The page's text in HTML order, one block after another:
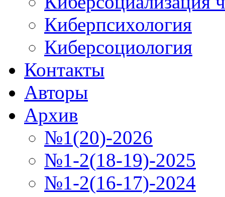
Киберпсихология
Киберсоциология
Контакты
Авторы
Архив
№1(20)-2026
№1-2(18-19)-2025
№1-2(16-17)-2024